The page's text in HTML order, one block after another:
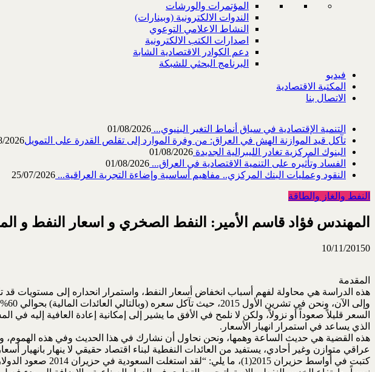
المؤتمرات والورشات
الندوات الالكترونية (وبينارات)
النشاط الاعلامي التوعوي
اصدارات الكتب الالكترونية
دعم الكوادر الاقتصادية الشابة
البرنامج البحثي للشبكة
فيديو
المكتبة الاقتصادية
الاتصال بنا
التنمية الإقتصادية في سياق أنماط التغير البنيوي... 01/08/2026
تآكل قيد الموازنة الهش في العراق: من وفرة الموارد إلى تقلص القدرة على التمويل‎ (...2026
البنوك المركزية تغادر الليبرالية الجديدة 01/08/2026
الفساد وتأثيره على التنمية الاقتصادية في العراق... 01/08/2026
النقود وعمليات البنك المركزي.. مفاهيم أساسية وإضاءة التجربة العراقية... 25/07/2026
النفط والغاز والطاقة
المهندس فؤاد قاسم الأمير: النفط الصخري و اسعار النفط و
10/11/20150
المقدمة
الذي يساعد في استمرار انهيار الأسعار.
هذه القضية هي حديث الساعة وهمها، ونحن نحاول أن نشارك في هذا الحديث وفي هذه
عراقي متوازن وغير أحادي، يستفيد من العائدات النفطية لبناء اقتصاد حقيقي لا ينهار
كتبت في أواسط